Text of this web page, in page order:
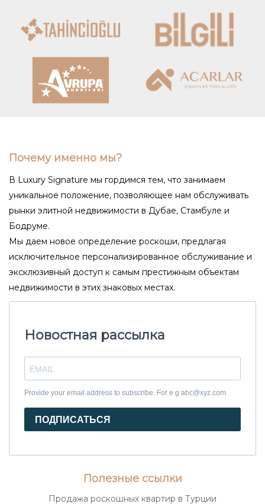
2. Высокий уровень
безопасности и приватности
Премиальные жилые комплексы
предлагают круглосуточную охрану,
системы видеонаблюдения и
ценящих конфиденциальность.
3. Инфраструктура и сервис
мирового класса
Жильцы брендовых резиденций получают
доступ к фитнес-центрам, СПА, бассейнам,
частным паркингам и консьерж-сервису.
Некоторые проекты предлагают даже
обслуживание в формате пятизвездочных
отелей, что значительно повышает
4. Перспективы инвестиций и
Стамбул — город с растущим рынком
недвижимости, а брендовые проекты
обладают стабильным спросом и
привлекательной ликвидностью. Это
получения дохода от аренды.
Почему именно мы?
В Luxury Signature мы гордимся тем, что занимаем
уникальное положение, позволяющее нам обслуживать
рынки элитной недвижимости в Дубае, Стамбуле и
Бодруме.
Мы даем новое определение роскоши, предлагая
исключительное персонализированное обслуживание и
эксклюзивный доступ к самым престижным объектам
недвижимости в этих знаковых местах.
Новостная рассылка
Provide your email address to subscribe. For e.g abc@xyz.com
ПОДПИСАТЬСЯ
Полезные ссылки
Продажа роскошных квартир в Турции